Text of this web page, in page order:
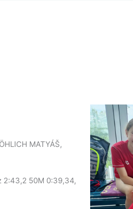
MATYÁŠ,
2:43,2 50M 0:39,34,